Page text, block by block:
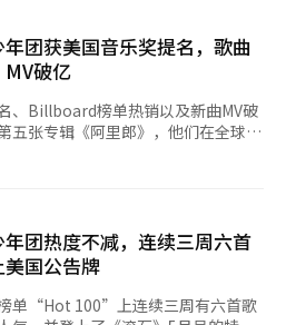
市值和股东信任将受到严重影响。※
翻译与编辑。
元）。 高企的出行成本
此出现明显降温。某旅行社数据显
消人数已达7.2万人次。该旅行社负
订单的整体放缓，若当前趋势持
滑。 与此形成鲜明对比
回升。韩元贬值带动赴韩旅游成本下
长。住宿数据亦印证了这一趋势。旅
上月中国及东南亚游客在韩住宿预
预订量环比更是激增103%。在线旅
年春季赏花期间赴韩航班预订量同
得关注的是，外籍游
向地方城市扩展，釜山、庆州等地成
Creatrip数据显示，今年一季度釜山
增长530%，合作商户数量同比翻
年团获美国音乐奖提名，歌曲
破亿
、Billboard榜单热销以及新曲MV破
五张专辑《阿里郎》，他们在全球范
人”和“夏日之歌”三个奖项。主打
后即被提名为“夏日之歌”。 在
4月18日的“Hot 100”中排名第
to Body》排名52位，《2.0》67
》82位，《FYA》90位。专
年团热度不减，连续三周六首
国公告牌
单“Hot 100”上连续三周有六首歌